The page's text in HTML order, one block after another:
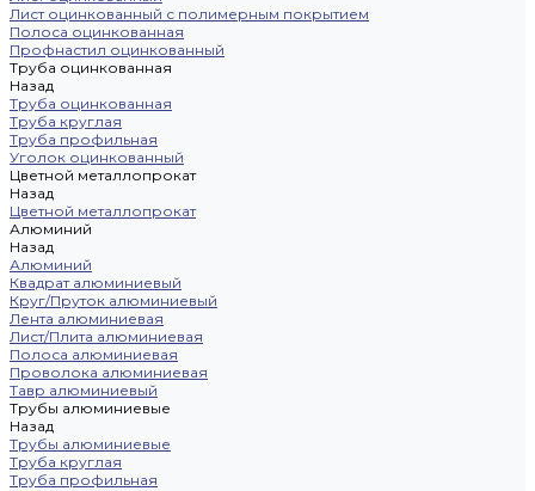
Лист оцинкованный с полимерным покрытием
Полоса оцинкованная
Профнастил оцинкованный
Труба оцинкованная
Назад
Труба оцинкованная
Труба круглая
Труба профильная
Уголок оцинкованный
Цветной металлопрокат
Назад
Цветной металлопрокат
Алюминий
Назад
Алюминий
Квадрат алюминиевый
Круг/Пруток алюминиевый
Лента алюминиевая
Лист/Плита алюминиевая
Полоса алюминиевая
Проволока алюминиевая
Тавр алюминиевый
Трубы алюминиевые
Назад
Трубы алюминиевые
Труба круглая
Труба профильная